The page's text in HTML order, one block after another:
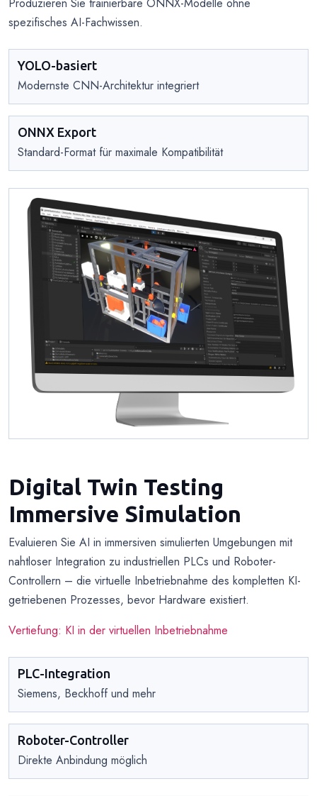
Produzieren Sie trainierbare ONNX-Modelle ohne
spezifisches AI-Fachwissen.
YOLO-basiert
Modernste CNN-Architektur integriert
ONNX Export
Standard-Format für maximale Kompatibilität
Digital Twin Testing
Immersive Simulation
Evaluieren Sie AI in immersiven simulierten Umgebungen mit
nahtloser Integration zu industriellen PLCs und Roboter-
Controllern – die virtuelle Inbetriebnahme des kompletten KI-
getriebenen Prozesses, bevor Hardware existiert.
Vertiefung: KI in der virtuellen Inbetriebnahme
PLC-Integration
Siemens, Beckhoff und mehr
Roboter-Controller
Direkte Anbindung möglich